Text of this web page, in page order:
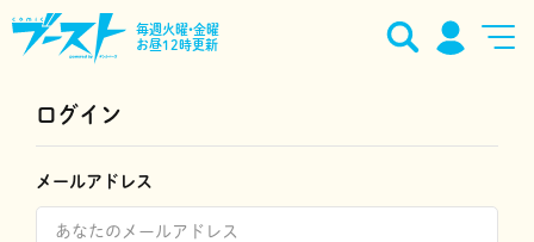
毎週火曜•金曜
お昼12時更新
ログイン
メールアドレス